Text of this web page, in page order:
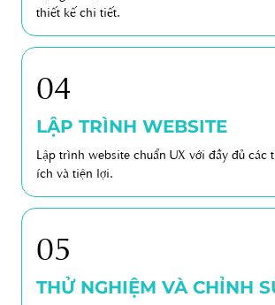
thiết kế chi tiết.
04
LẬP TRÌNH WEBSITE
Lập trình website chuẩn UX với đầy đủ các
ích và tiện lợi.
05
THỬ NGHIỆM VÀ CHỈNH